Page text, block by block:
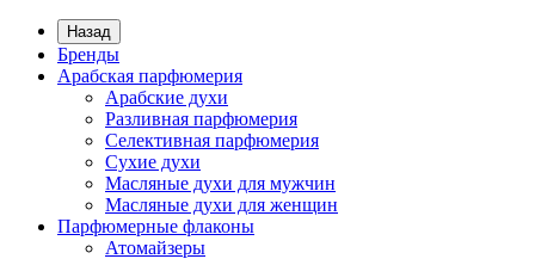
Назад
Бренды
Арабская парфюмерия
Арабские духи
Разливная парфюмерия
Селективная парфюмерия
Сухие духи
Масляные духи для мужчин
Масляные духи для женщин
Парфюмерные флаконы
Атомайзеры